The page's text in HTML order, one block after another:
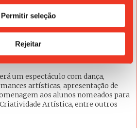
Permitir seleção
Rejeitar
Artística do Colégio vai
feira, dia 29 de maio, a 2.ª Gala
exposição a iniciar às 16h30, no
uma seleção de trabalhos
do ano nos diferentes níveis letivos.
um espectáculo com dança,
artísticas, apresentação de
aos alunos nomeados para
Criatividade Artística, entre outros